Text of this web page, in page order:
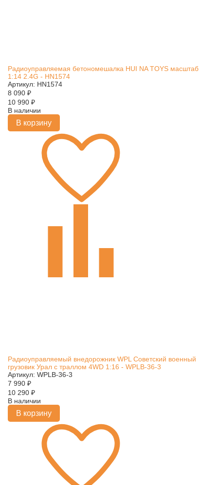
Радиоуправляемая бетономешалка HUI NA TOYS масштаб
1:14 2.4G - HN1574
Артикул: HN1574
8 090 ₽
10 990 ₽
В наличии
В корзину
Радиоуправляемый внедорожник WPL Советский военный
грузовик Урал с траллом 4WD 1:16 - WPLB-36-3
Артикул: WPLB-36-3
7 990 ₽
10 290 ₽
В наличии
В корзину